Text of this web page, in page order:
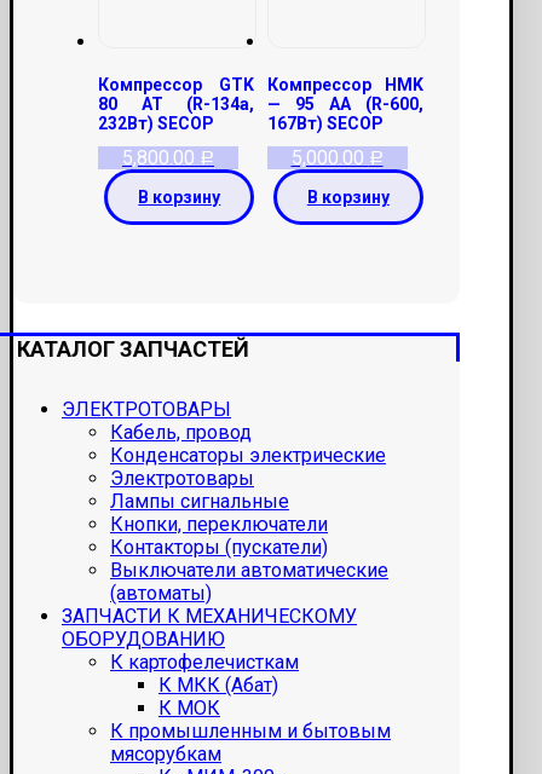
Компрессор GTK
80 AT (R-134a,
232Вт) SECOP
5,800.00 Р
В корзину
Компрессор HMK
— 95 AA (R-600,
167Вт) SECOP
5,000.00 Р
В корзину
КАТАЛОГ ЗАПЧАСТЕЙ
ЭЛЕКТРОТОВАРЫ
Кабель, провод
Конденсаторы электрические
Электротовары
Лампы сигнальные
Кнопки, переключатели
Контакторы (пускатели)
Выключатели автоматические
(автоматы)
ЗАПЧАСТИ К МЕХАНИЧЕСКОМУ
ОБОРУДОВАНИЮ
К картофелечисткам
К МКК (Абат)
К МОК
К промышленным и бытовым
мясорубкам